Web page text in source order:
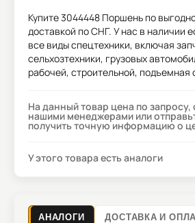
Купите3044448 Поршень по
доставкой по СНГ. У нас в наличии
все виды спецтехники, включая
сельхозтехники, грузовых
рабочей, строительной, подъемная
На данный товар цена по запросу,
нашими менеджерами или
получить точную информацию о
У этого товара есть аналоги
АНАЛОГИ ДОСТАВКА И